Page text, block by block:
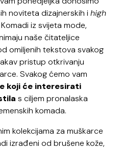
noviteta dizajnerskih ihigh
iz svijeta mode,
naše čitateljice
omiljenih tekstova svakog
pristup otkrivanju
Svakog ćemo vam
koji će interesirati
s ciljem pronalaska
komada.
kolekcijama za muškarce
izrađeni od brušene kože,